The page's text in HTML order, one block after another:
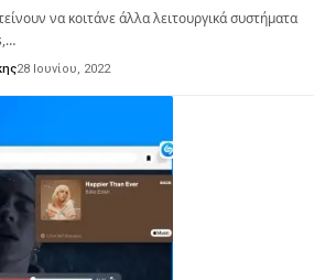
να κοιτάνε άλλα λειτουργικά συστήματα
28 Ιουνίου, 2022